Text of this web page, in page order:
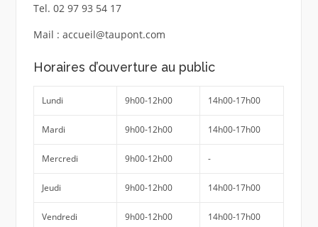
Tel. 02 97 93 54 17
Mail : accueil@taupont.com
Horaires d’ouverture au public
Lundi 9h00-12h00 14h00-17h00
Mardi 9h00-12h00 14h00-17h00
Mercredi 9h00-12h00 -
Jeudi 9h00-12h00 14h00-17h00
Vendredi 9h00-12h00 14h00-17h00